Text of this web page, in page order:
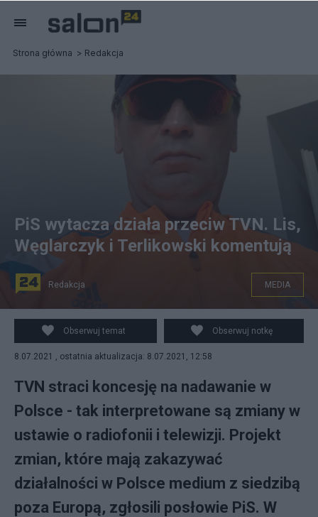
Strona główna Redakcja
PiS wytacza działa przeciw TVN. Lis, Węglarczyk i
Terlikowski komentują. Fot. Twitter/Tomasz Lis
PiS wytacza działa przeciw TVN. Lis,
Węglarczyk i Terlikowski komentują
Redakcja MEDIA
Obserwuj temat Obserwuj notkę
8.07.2021 , ostatnia aktualizacja: 8.07.2021, 12:58
TVN straci koncesję na nadawanie w
Polsce - tak interpretowane są zmiany w
ustawie o radiofonii i telewizji. Projekt
zmian, które mają zakazywać
działalności w Polsce medium z siedzibą
poza Europą, zgłosili posłowie PiS. W